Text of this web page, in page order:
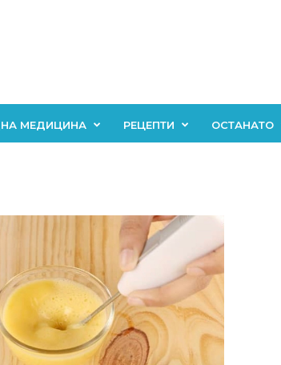
МЕДИЦИНА РЕЦЕПТИ ОСТАНАТО